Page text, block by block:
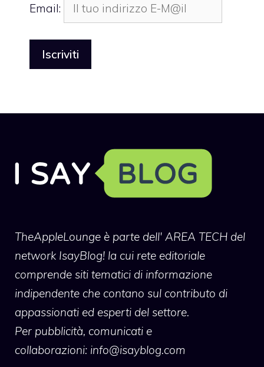
Email:
TheAppleLounge è parte dell' AREA TECH del
network IsayBlog! la cui rete editoriale
comprende siti tematici di informazione
indipendente che contano sul contributo di
appassionati ed esperti del settore.
Per pubblicità, comunicati e
collaborazioni: info@isayblog.com